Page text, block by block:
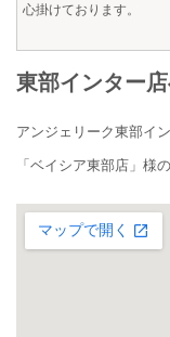
心掛けております。
東部インター
アンジェリーク東部イ
「ベイシア東部店」様